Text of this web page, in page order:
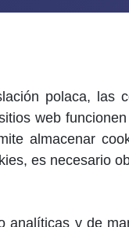
polaca, las
web
almacenar
es necesario
y de